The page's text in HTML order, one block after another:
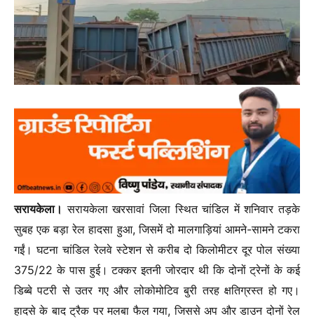
सरायकेला। सरायकेला खरसावां जिला स्थित चांडिल में शनिवार तड़के
सुबह एक बड़ा रेल हादसा हुआ, जिसमें दो मालगाड़ियां आमने-सामने टकरा
गईं। घटना चांडिल रेलवे स्टेशन से करीब दो किलोमीटर दूर पोल संख्या
375/22 के पास हुई। टक्कर इतनी जोरदार थी कि दोनों ट्रेनों के कई
डिब्बे पटरी से उतर गए और लोकोमोटिव बुरी तरह क्षतिग्रस्त हो गए।
हादसे के बाद ट्रैक पर मलबा फैल गया, जिससे अप और डाउन दोनों रेल